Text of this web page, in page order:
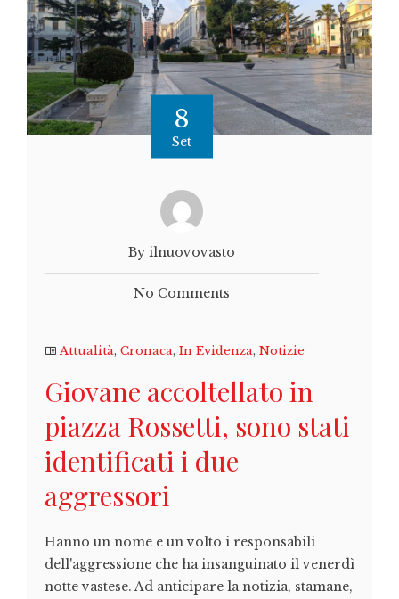
8
Set
By ilnuovovasto
No Comments
Attualità, Cronaca, In Evidenza, Notizie
Giovane accoltellato in
piazza Rossetti, sono stati
identificati i due
aggressori
Hanno un nome e un volto i responsabili
dell'aggressione che ha insanguinato il venerdì
notte vastese. Ad anticipare la notizia, stamane,